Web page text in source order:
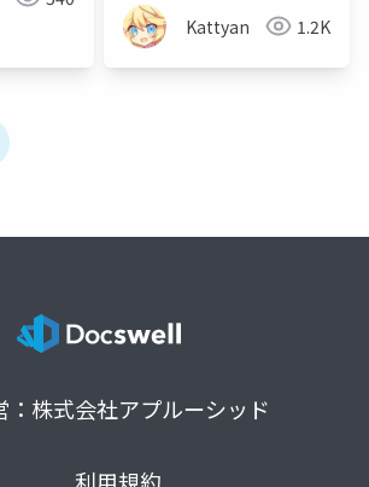
Kattyan 1.2K
：株式会社アプルーシッド
利用規約